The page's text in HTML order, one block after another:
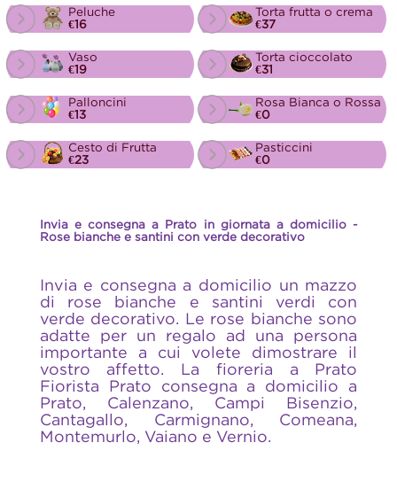
Peluche
€16
Vaso
€19
Palloncini
€13
Cesto di Frutta
€23
Torta frutta o crema
€37
Torta cioccolato
€31
Rosa Bianca o Rossa
€0
Pasticcini
€0
Invia e consegna a Prato in giornata a domicilio -
Rose bianche e santini con verde decorativo
Invia e consegna a domicilio un mazzo
di rose bianche e santini verdi con
verde decorativo. Le rose bianche sono
adatte per un regalo ad una persona
importante a cui volete dimostrare il
vostro affetto. La fioreria a Prato
Fiorista Prato consegna a domicilio a
Prato, Calenzano, Campi Bisenzio,
Cantagallo, Carmignano, Comeana,
Montemurlo, Vaiano e Vernio.